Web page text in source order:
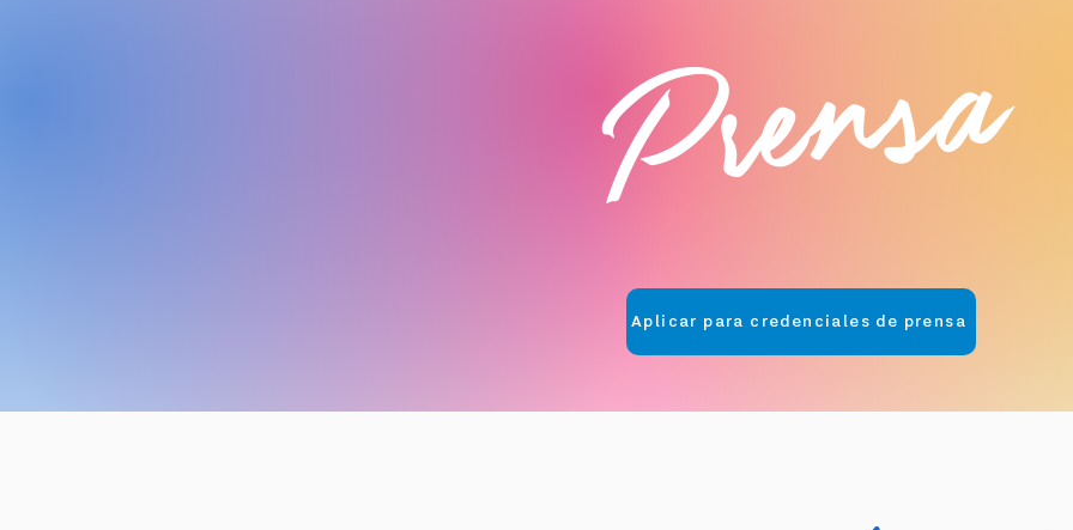
Prensa
Aplicar para credenciales de prensa